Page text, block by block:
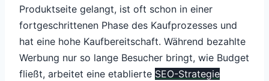
Produktseite gelangt, ist oft schon in einer
fortgeschrittenen Phase des Kaufprozesses und
hat eine hohe Kaufbereitschaft. Während bezahlte
Werbung nur so lange Besucher bringt, wie Budget
fließt, arbeitet eine etablierte SEO-Strategie